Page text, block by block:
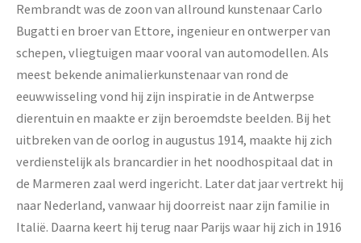
Rembrandt was de zoon van allround kunstenaar Carlo
Bugatti en broer van Ettore, ingenieur en ontwerper van
schepen, vliegtuigen maar vooral van automodellen. Als
meest bekende animalierkunstenaar van rond de
eeuwwisseling vond hij zijn inspiratie in de Antwerpse
dierentuin en maakte er zijn beroemdste beelden. Bij het
uitbreken van de oorlog in augustus 1914, maakte hij zich
verdienstelijk als brancardier in het noodhospitaal dat in
de Marmeren zaal werd ingericht. Later dat jaar vertrekt hij
naar Nederland, vanwaar hij doorreist naar zijn familie in
Italië. Daarna keert hij terug naar Parijs waar hij zich in 1916